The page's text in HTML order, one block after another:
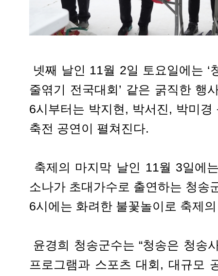
넷째 날인 11월 2일 토요일에는 ‘
줄엮기 전국대회’ 같은 굵직한 행
6시부터는 박지현, 박서진, 박미
축전 공연이 펼쳐진다.
축제의 마지막 날인 11월 3일에
소나가 초대가수로 출연하는 청송
6시에는 화려한 불꽃놀이로 축제
윤경희 청송군수는 “청송은 청송
프로그램과 스포츠 대회, 대규모